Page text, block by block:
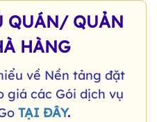
QUÁN/ QUẢN
HÀNG
về Nền tảng đặt
giá các Gói dịch vụ
TẠI ĐÂY.